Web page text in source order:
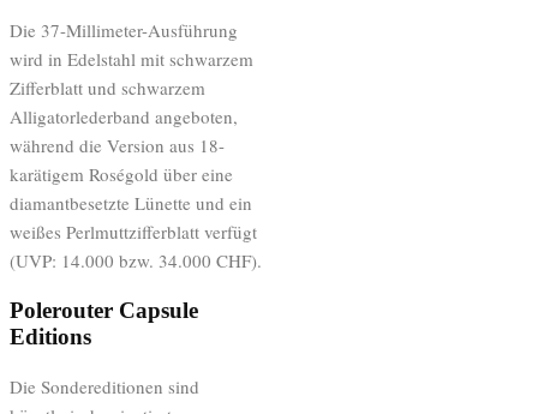
Die 37-Millimeter-Ausführung
wird in Edelstahl mit schwarzem
Zifferblatt und schwarzem
Alligatorlederband angeboten,
während die Version aus 18-
karätigem Roségold über eine
diamantbesetzte Lünette und ein
weißes Perlmuttzifferblatt verfügt
(UVP: 14.000 bzw. 34.000 CHF).
Polerouter Capsule
Editions
Die Sondereditionen sind